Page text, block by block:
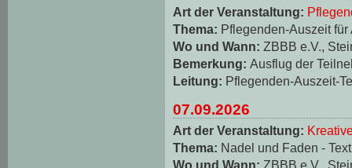
Art der Veranstaltung:
Thema: Pflegenden-Auszeit
Wo und Wann: ZBBB e.V.,
Bemerkung: Ausflug der
Leitung: Pflegenden-Auszeit-
07.09.2026
Art der Veranstaltung:
Thema: Nadel und Faden -
Wo und Wann: ZBBB e.V.,